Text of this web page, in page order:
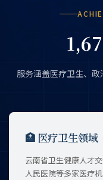
服务涵盖医疗卫生、
🏥 医疗卫生领域
云南省卫生健康人才
人民医院等多家医疗